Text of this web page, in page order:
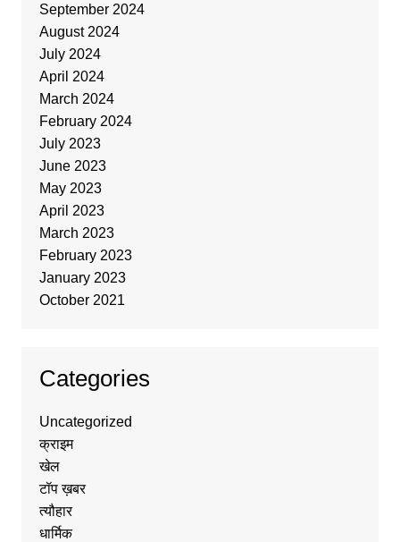
September 2024
August 2024
July 2024
April 2024
March 2024
February 2024
July 2023
June 2023
May 2023
April 2023
March 2023
February 2023
January 2023
October 2021
Categories
Uncategorized
क्राइम
खेल
टॉप ख़बर
त्यौहार
धार्मिक